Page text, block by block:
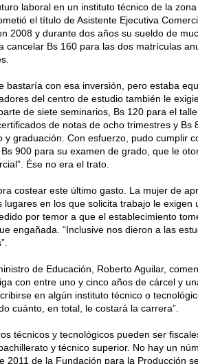
laboral en un instituto técnico de la
el título de Asistente Ejecutiva
2008 y durante dos años su sueldo de
cancelar Bs 160 para las dos matrículas
bastaría con esa inversión, pero estaba
del centro de estudio también le
de siete seminarios, Bs 120 para el
de notas de ocho trimestres y Bs
y graduación. Con esfuerzo, pudo cumplir
900 para su examen de grado, que le
Ése no era el trato.
costear este último gasto. La mujer de
en los que solicita trabajo le exigen
por temor a que el establecimiento
engañada. “Inclusive nos dieron a las
de Educación, Roberto Aguilar,
con entre uno y cinco años de cárcel y
en algún instituto técnico o
cuánto, en total, le costará la carrera”.
técnicos y tecnológicos pueden ser
y técnico superior. No hay un
de la Fundación para la Producción